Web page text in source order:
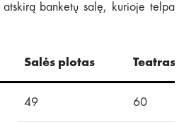
banketų salę, kurioje telpa
Salės plotas Teatras
49 60